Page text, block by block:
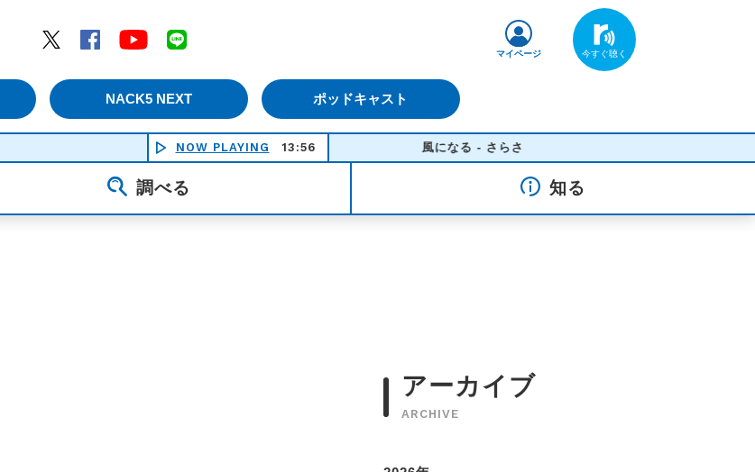
Twitter
Facebook YouTube
NACK5 NEXT ポッドキャスト
マイページ
NOW PLAYING 13:56 風になる - さらさ
調べる 知る
アーカイブ
ARCHIVE